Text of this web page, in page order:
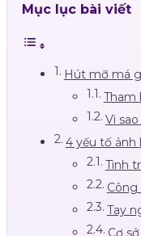
Mục lục bài viết
Hút mỡ má
Tham
Vì
4 yếu tố ảnh
Tình
Tay
Cơ